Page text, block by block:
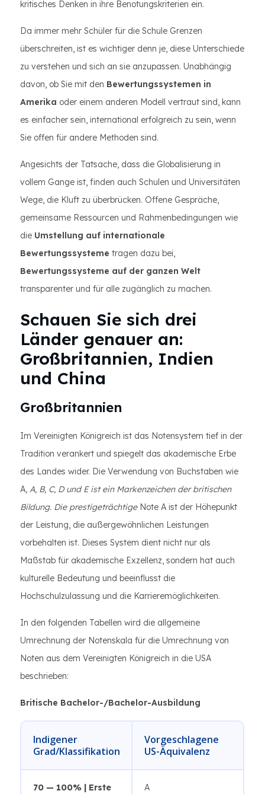
kritisches Denken in ihre Benotungskriterien ein.
Da immer mehr Schüler für die Schule Grenzen
überschreiten, ist es wichtiger denn je, diese Unterschiede
zu verstehen und sich an sie anzupassen. Unabhängig
davon, ob Sie mit den Bewertungssystemen in
Amerika oder einem anderen Modell vertraut sind, kann
es einfacher sein, international erfolgreich zu sein, wenn
Sie offen für andere Methoden sind.
Angesichts der Tatsache, dass die Globalisierung in
vollem Gange ist, finden auch Schulen und Universitäten
Wege, die Kluft zu überbrücken. Offene Gespräche,
gemeinsame Ressourcen und Rahmenbedingungen wie
die Umstellung auf internationale
Bewertungssysteme tragen dazu bei,
Bewertungssysteme auf der ganzen Welt
transparenter und für alle zugänglich zu machen.
Schauen Sie sich drei
Länder genauer an:
Großbritannien, Indien
und China
Großbritannien
Im Vereinigten Königreich ist das Notensystem tief in der
Tradition verankert und spiegelt das akademische Erbe
des Landes wider. Die Verwendung von Buchstaben wie
A, A, B, C, D und E ist ein Markenzeichen der britischen
Bildung. Die prestigeträchtige Note A ist der Höhepunkt
der Leistung, die außergewöhnlichen Leistungen
vorbehalten ist. Dieses System dient nicht nur als
Maßstab für akademische Exzellenz, sondern hat auch
kulturelle Bedeutung und beeinflusst die
Hochschulzulassung und die Karrieremöglichkeiten.
In den folgenden Tabellen wird die allgemeine
Umrechnung der Notenskala für die Umrechnung von
Noten aus dem Vereinigten Königreich in die USA
beschrieben:
Britische Bachelor-/Bachelor-Ausbildung
Indigener
Grad/Klassifikation
Vorgeschlagene
US-Äquivalenz
70 — 100% | Erste
A